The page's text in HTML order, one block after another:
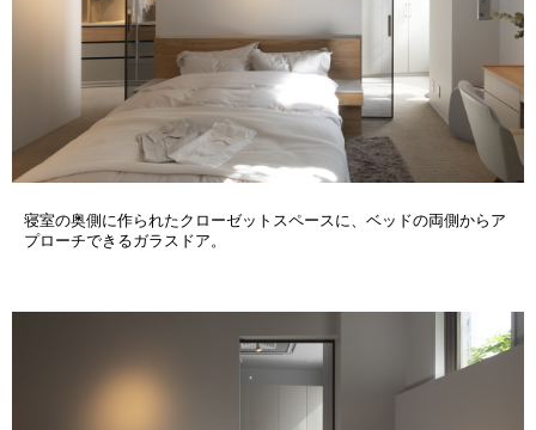
寝室の奥側に作られたクローゼットスペースに、ベッドの両側からア
プローチできるガラスドア。